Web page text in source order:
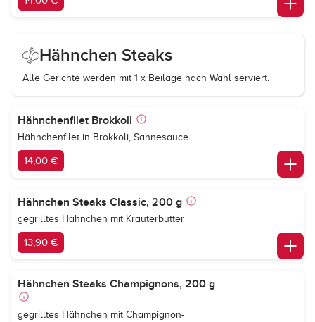
Hähnchen Steaks
Alle Gerichte werden mit 1 x Beilage nach Wahl serviert.
Hähnchenfilet Brokkoli
Hähnchenfilet in Brokkoli, Sahnesauce
14,00 €
Hähnchen Steaks Classic, 200 g
gegrilltes Hähnchen mit Kräuterbutter
13,90 €
Hähnchen Steaks Champignons, 200 g
gegrilltes Hähnchen mit Champignon-